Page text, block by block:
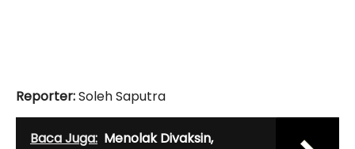
Reporter:Soleh Saputra
Baca Juga: Menolak Divaksin,